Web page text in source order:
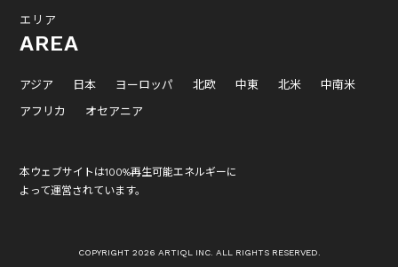
エリア
AREA
アジア 日本 ヨーロッパ 北欧 中東 北米
中南米
アフリカ
オセアニア
本ウェブサイトは100%再生可能エネルギーに
よって運営されています。
COPYRIGHT 2026 ARTIQL INC. ALL RIGHTS RESERVED.